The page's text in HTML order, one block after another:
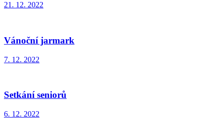
21. 12. 2022
Vánoční jarmark
7. 12. 2022
Setkání seniorů
6. 12. 2022